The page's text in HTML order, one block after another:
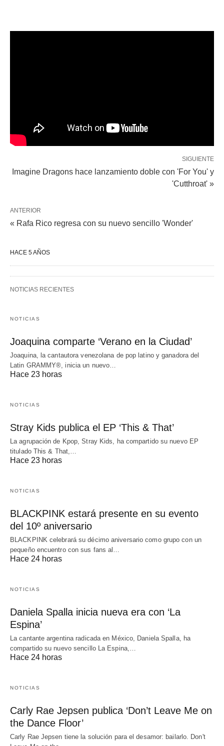
SIGUIENTE
Imagine Dragons hace lanzamiento doble con 'For You' y
'Cutthroat' »
ANTERIOR
« Rafa Rico regresa con su nuevo sencillo 'Wonder'
HACE 5 AÑOS
NOTICIAS RECIENTES
NOTICIAS
Joaquina comparte ‘Verano en la Ciudad’
Joaquina, la cantautora venezolana de pop latino y ganadora del
Latin GRAMMY®, inicia un nuevo…
Hace 23 horas
NOTICIAS
Stray Kids publica el EP ‘This & That’
La agrupación de Kpop, Stray Kids, ha compartido su nuevo EP
titulado This & That,…
Hace 23 horas
NOTICIAS
BLACKPINK estará presente en su evento
del 10º aniversario
BLACKPINK celebrará su décimo aniversario como grupo con un
pequeño encuentro con sus fans al…
Hace 24 horas
NOTICIAS
Daniela Spalla inicia nueva era con ‘La
Espina’
La cantante argentina radicada en México, Daniela Spalla, ha
compartido su nuevo sencillo La Espina,…
Hace 24 horas
NOTICIAS
Carly Rae Jepsen publica ‘Don’t Leave Me on
the Dance Floor’
Carly Rae Jepsen tiene la solución para el desamor: bailarlo. Don't